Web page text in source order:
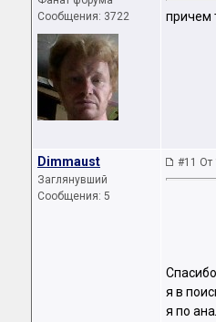
Сообщения: 3722
причем
Dimmaust
Заглянувший
Сообщения: 5
#11 От
я в
я по